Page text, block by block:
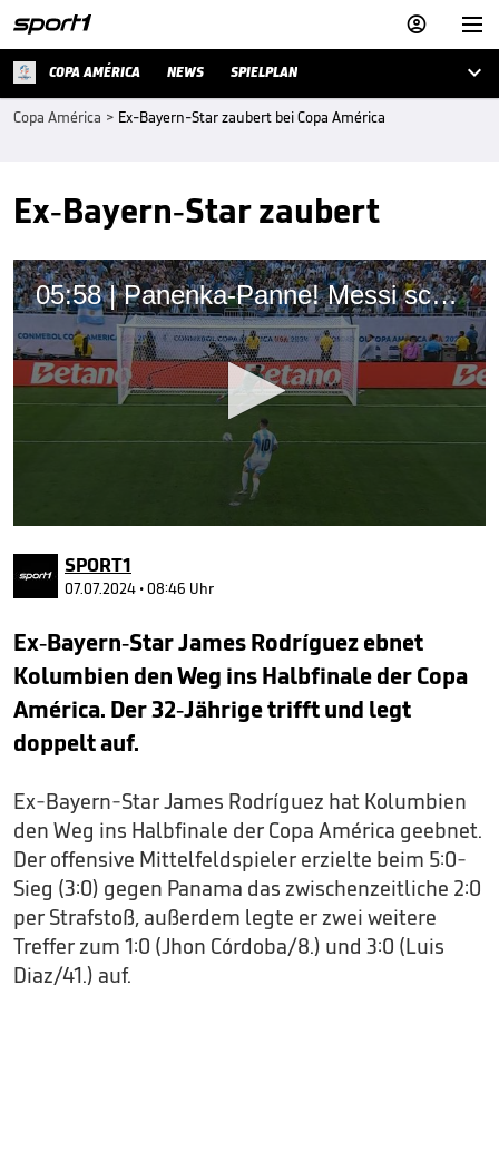


COPA AMÉRICA NEWS SPIELPLAN 
Copa América > Ex-Bayern-Star zaubert bei Copa América
Ex-Bayern-Star zaubert
05:58 | Panenka-Panne! Messi scheitert bei Elfmeter-Drama
seconds
of
minutes,
seconds
SPORT1
07.07.2024 • 08:46 Uhr
Ex-Bayern-Star James Rodríguez ebnet
Kolumbien den Weg ins Halbfinale der Copa
América. Der 32-Jährige trifft und legt
doppelt auf.
Ex-Bayern-Star James Rodríguez hat Kolumbien
den Weg ins Halbfinale der Copa América geebnet.
Der offensive Mittelfeldspieler erzielte beim 5:0-
Sieg (3:0) gegen Panama das zwischenzeitliche 2:0
per Strafstoß, außerdem legte er zwei weitere
Treffer zum 1:0 (Jhon Córdoba/8.) und 3:0 (Luis
Diaz/41.) auf.